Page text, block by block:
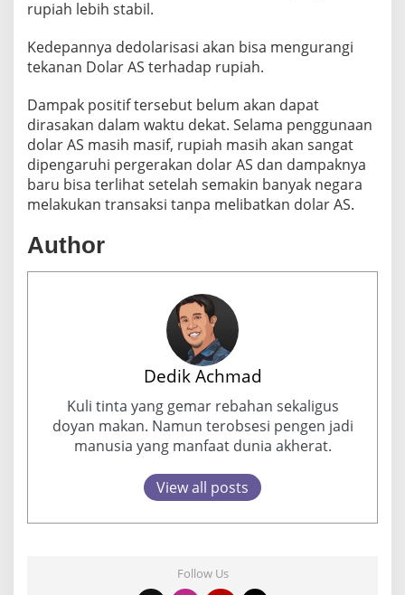
rupiah lebih stabil.
Kedepannya dedolarisasi akan bisa mengurangi
tekanan Dolar AS terhadap rupiah.
Dampak positif tersebut belum akan dapat
dirasakan dalam waktu dekat. Selama penggunaan
dolar AS masih masif, rupiah masih akan sangat
dipengaruhi pergerakan dolar AS dan dampaknya
baru bisa terlihat setelah semakin banyak negara
melakukan transaksi tanpa melibatkan dolar AS.
Author
Dedik Achmad
Kuli tinta yang gemar rebahan sekaligus
doyan makan. Namun terobsesi pengen jadi
manusia yang manfaat dunia akherat.
View all posts
Follow Us